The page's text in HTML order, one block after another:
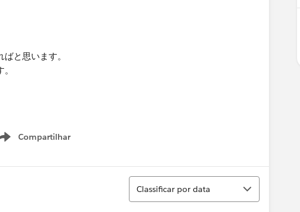
と思います。
Compartilhar
Show menu
Classificar
Classificar por data